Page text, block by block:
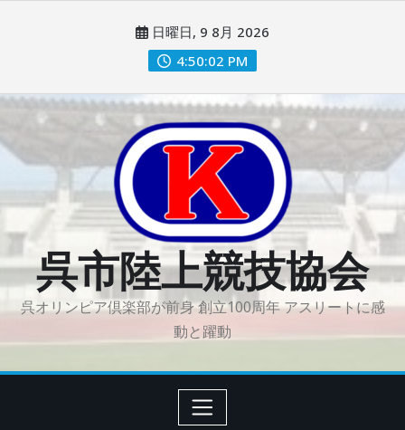
ス
ッ
プ
日曜日, 9 8月 2026
4:50:03 PM
呉市陸上競技協会
呉オリンピア倶楽部が前身 創立100周年 アスリートに感
動と躍動